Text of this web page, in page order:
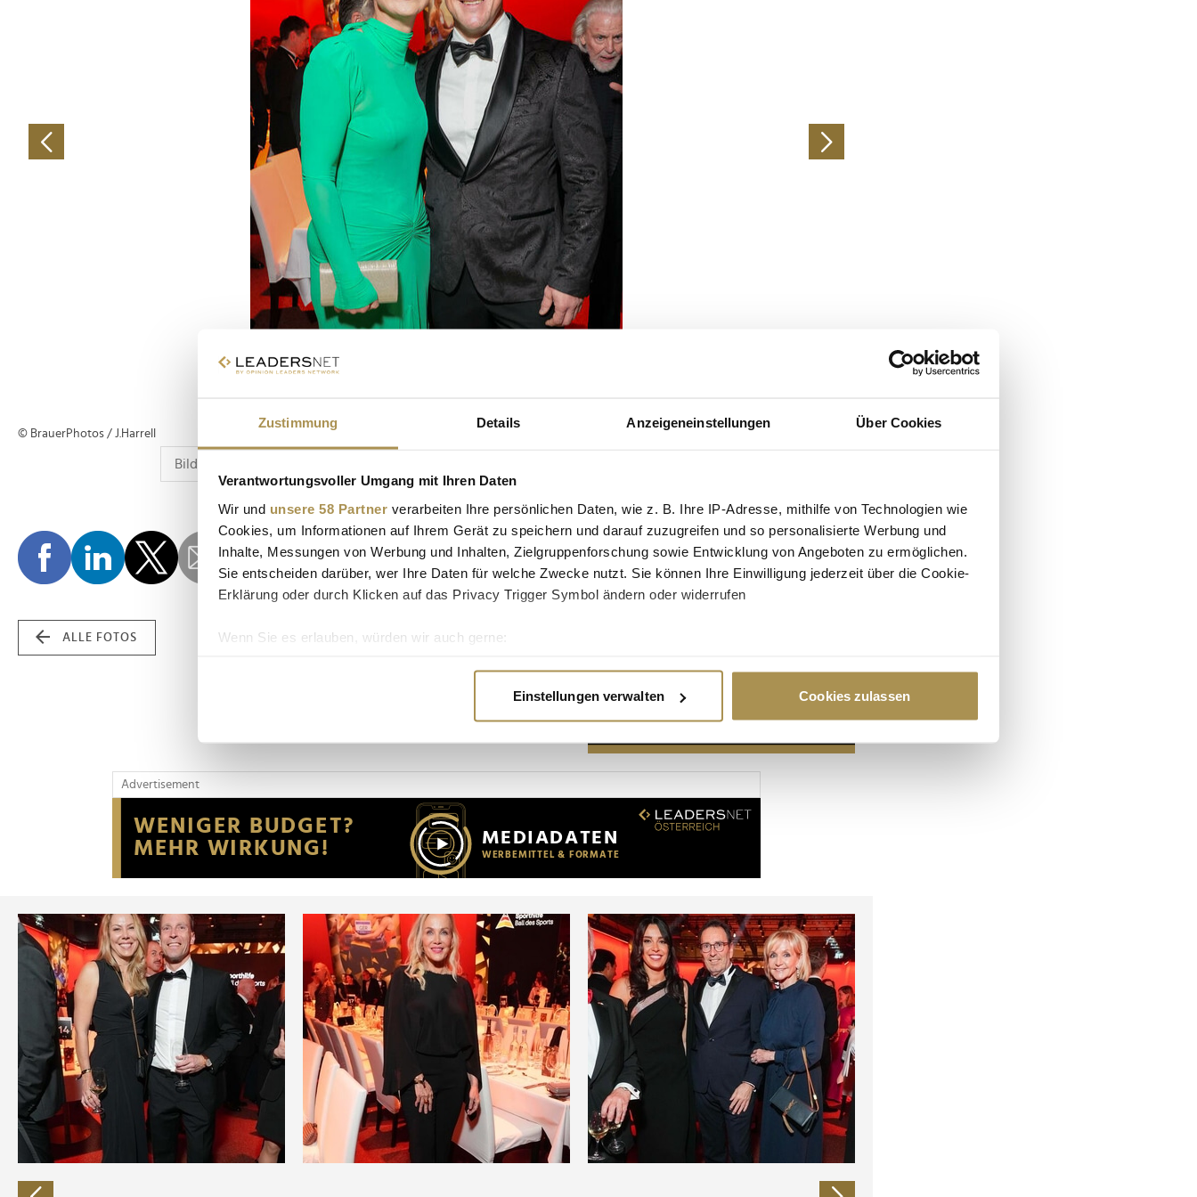
Zustimmung Details Anzeigeneinstellungen Über Cookies
Verantwortungsvoller Umgang mit Ihren Daten
Wir und unsere 58 Partner verarbeiten Ihre persönlichen Daten, wie z. B. Ihre IP-Adresse, mithilfe von Technologien wie
Cookies, um Informationen auf Ihrem Gerät zu speichern und darauf zuzugreifen und so personalisierte Werbung und
Inhalte, Messungen von Werbung und Inhalten, Zielgruppenforschung sowie Entwicklung von Angeboten zu ermöglichen.
Sie entscheiden darüber, wer Ihre Daten für welche Zwecke nutzt. Sie können Ihre Einwilligung jederzeit über die Cookie-
Erklärung oder durch Klicken auf das Privacy Trigger Symbol ändern oder widerrufen
Wenn Sie es erlauben, würden wir auch gerne:
Erfahren Sie mehr darüber, wie Ihre persönlichen Daten verarbeitet werden, und legen Sie Ihre Präferenzen im
Wir verwenden Cookies, um Inhalte und Anzeigen zu personalisieren, Funktionen für soziale Medien anbieten zu können
Website an unsere Partner für soziale Medien, Werbung und Analysen weiter. Unsere Partner führen diese Informationen
möglicherweise mit weiteren Daten zusammen, die Sie ihnen bereitgestellt haben oder die sie im Rahmen Ihrer Nutzung
der Dienste gesammelt haben.
Einstellungen verwalten Cookies zulassen
© BrauerPhotos / J.Harrell
ALLE FOTOS
Advertisement
Advertisement